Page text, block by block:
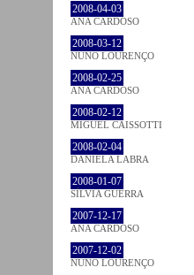
2008-04-03
ANA CARDOSO
2008-03-12
NUNO LOURENÇO
2008-02-25
ANA CARDOSO
2008-02-12
MIGUEL CAISSOTTI
2008-02-04
DANIELA LABRA
2008-01-07
SÍLVIA GUERRA
2007-12-17
ANA CARDOSO
2007-12-02
NUNO LOURENÇO